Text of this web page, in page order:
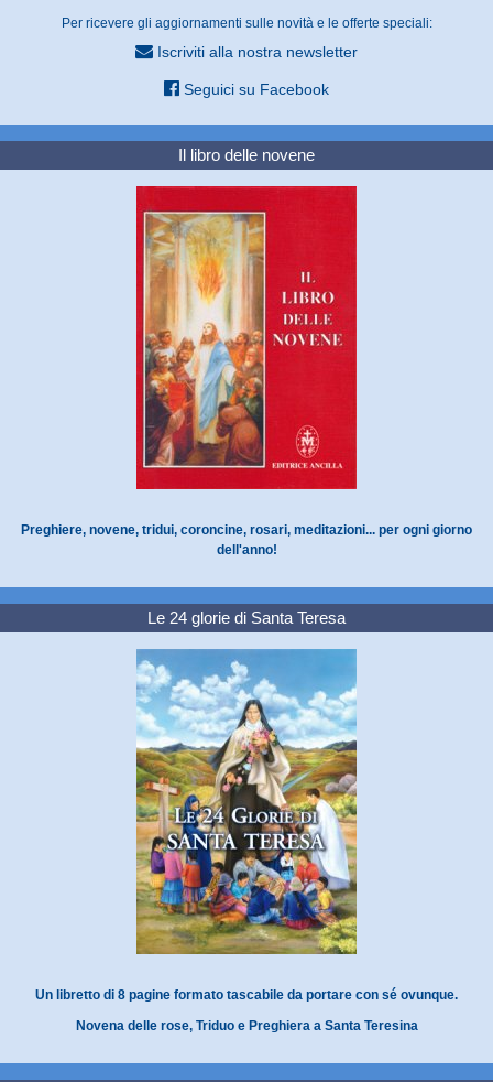
Per ricevere gli aggiornamenti sulle novità e le offerte speciali:
Iscriviti alla nostra newsletter
Seguici su Facebook
Il libro delle novene
Preghiere, novene, tridui, coroncine, rosari, meditazioni... per ogni giorno
dell'anno!
Le 24 glorie di Santa Teresa
Un libretto di 8 pagine formato tascabile da portare con sé ovunque.
Novena delle rose, Triduo e Preghiera a Santa Teresina